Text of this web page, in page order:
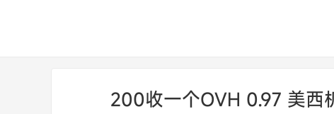
200收一个OVH 0.97 美西